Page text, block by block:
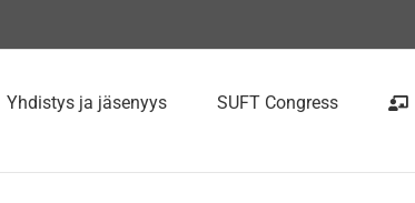
Yhdistys ja jäsenyys SUFT Congress